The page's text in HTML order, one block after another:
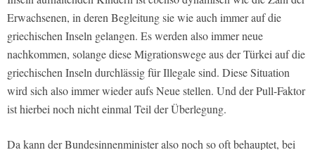
Erwachsenen, in deren Begleitung sie wie auch immer auf die
griechischen Inseln gelangen. Es werden also immer neue
nachkommen, solange diese Migrationswege aus der Türkei auf die
griechischen Inseln durchlässig für Illegale sind. Diese Situation
wird sich also immer wieder aufs Neue stellen. Und der Pull-Faktor
ist hierbei noch nicht einmal Teil der Überlegung.
Da kann der Bundesinnenminister also noch so oft behauptet, bei